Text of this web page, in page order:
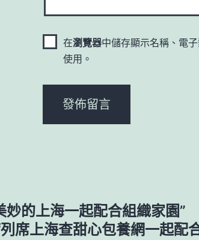
在瀏覽器中儲存顯示名稱、電
使用。
妙的上海一起配合組織家園”
席上海查甜心包養網一起配